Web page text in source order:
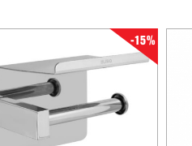
-15%